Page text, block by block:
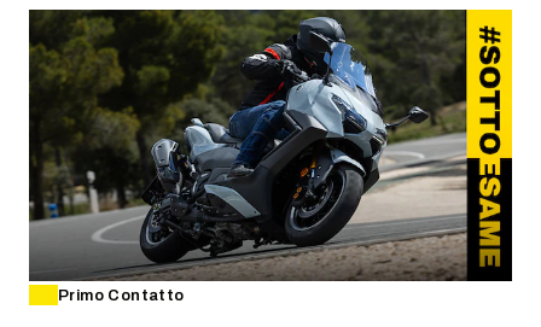
Primo Contatto